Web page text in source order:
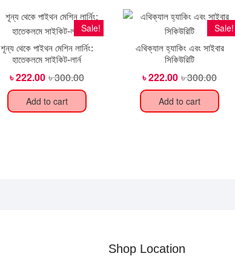
Sale!
শূন্য থেকে পাইথন মেশিন লার্নিং:
হাতেকলমে সাইকিট-লার্ন
৳300.00Original
was:
৳222.00 Current
is:
Add to cart
Sale!
এথিক্যাল হ্যাকিং এবং সাইবার
সিকিউরিটি
৳300.00
was:
৳222.00
is:
Add to cart
Shop Location